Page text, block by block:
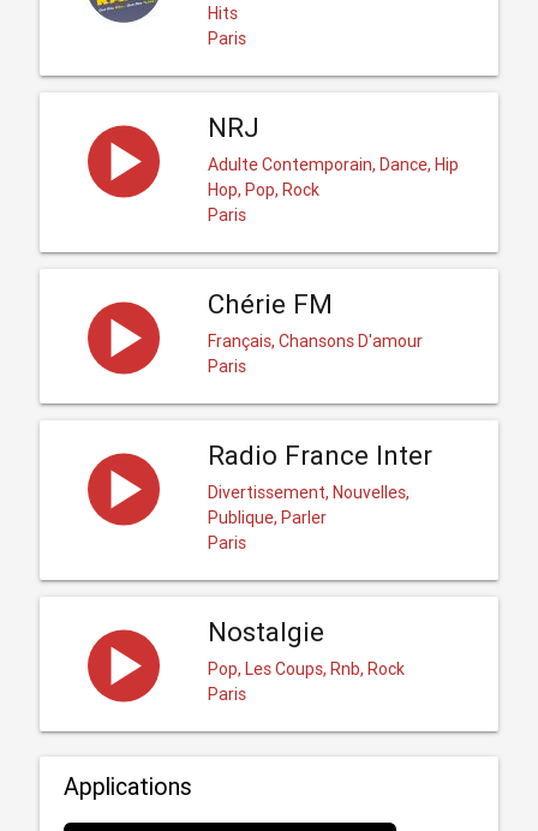
Hits
Paris
NRJ
Adulte Contemporain, Dance, Hip
Hop, Pop, Rock
Paris
Chérie FM
Français, Chansons D'amour
Paris
Radio France Inter
Divertissement, Nouvelles,
Publique, Parler
Paris
Nostalgie
Pop, Les Coups, Rnb, Rock
Paris
Applications